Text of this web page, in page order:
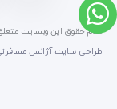
تمام حقوق این وبسایت
طراحی سایت آژانس